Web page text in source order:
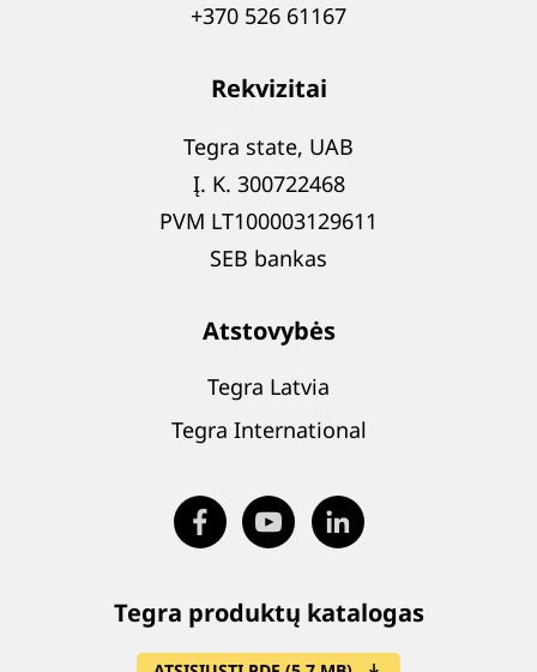
+370 526 61167
Rekvizitai
Tegra state, UAB
Į. K. 300722468
PVM LT100003129611
SEB bankas
Atstovybės
Tegra Latvia
Tegra International
Tegra produktų katalogas